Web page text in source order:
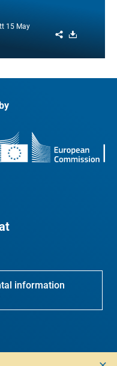
15 May
Share
information